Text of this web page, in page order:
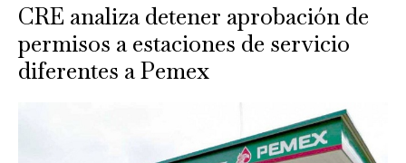
CRE analiza detener aprobación de
permisos a estaciones de servicio
diferentes a Pemex